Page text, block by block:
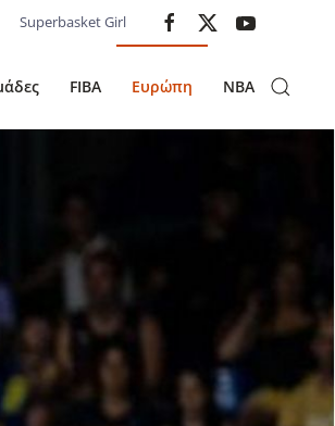
Superbasket Girl
FIBA Ευρώπη NBA